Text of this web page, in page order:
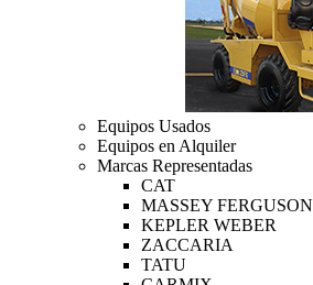
Equipos Usados
Equipos en Alquiler
Marcas Representadas
CAT
MASSEY FERGUSON
KEPLER WEBER
ZACCARIA
TATU